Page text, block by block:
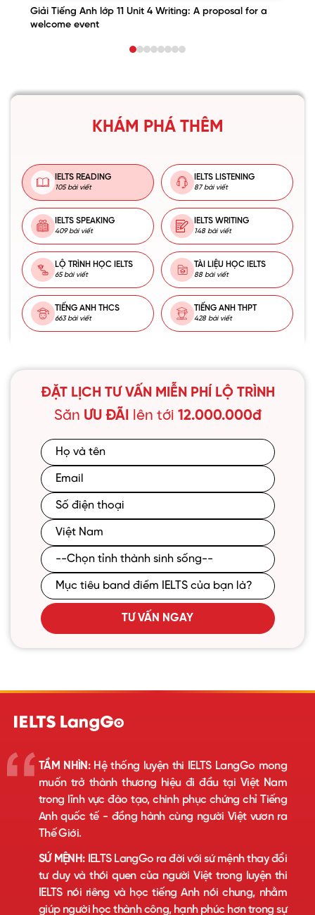
Giải Tiếng Anh lớp 11 Unit 4 Writing: A proposal for a
welcome event
KHÁM PHÁ THÊM
IELTS READING
105 bài viết
IELTS LISTENING
87 bài viết
IELTS SPEAKING
409 bài viết
IELTS WRITING
148 bài viết
LỘ TRÌNH HỌC IELTS
65 bài viết
TÀI LIỆU HỌC IELTS
88 bài viết
TIẾNG ANH THCS
663 bài viết
TIẾNG ANH THPT
428 bài viết
ĐẶT LỊCH TƯ VẤN MIỄN PHÍ LỘ TRÌNH
Săn ƯU ĐÃI lên tới 12.000.000đ
TƯ VẤN NGAY
TẦM NHÌN:Hệ thống luyện thi IELTS LangGo mong
muốn trở thành thương hiệu đi đầu tại Việt Nam
trong lĩnh vực đào tạo, chinh phục chứng chỉ Tiếng
Anh quốc tế - đồng hành cùng người Việt vươn ra
Thế Giới.
SỨ MỆNH:IELTS LangGo ra đời với sứ mệnh thay đổi
tư duy và thói quen của người Việt trong luyện thi
IELTS nói riêng và học tiếng Anh nói chung, nhằm
giúp người học thành công, hạnh phúc hơn trong sự